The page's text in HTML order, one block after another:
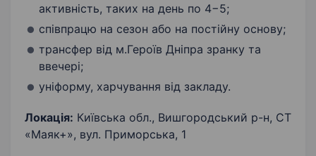
активність, таких на день по 4−5;
співпрацю на сезон або на постійну основу;
трансфер від м.Героїв Дніпра зранку та
ввечері;
уніформу, харчування від закладу.
Локація: Київська обл., Вишгородський р-н, СТ
«Маяк+», вул. Приморська, 1